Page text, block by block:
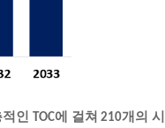
인 TOC에 걸쳐 210개의 시